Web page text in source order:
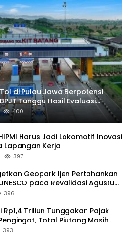
di Pulau Jawa Berpotensi
Tunggu Hasil Evaluasi
400
Harus Jadi Lokomotif Inovasi
Lapangan Kerja
397
Geopark Ijen Pertahankan
pada Revalidasi Agustus
396
Rp1,4 Triliun Tunggakan Pajak
Total Piutang Masih
393